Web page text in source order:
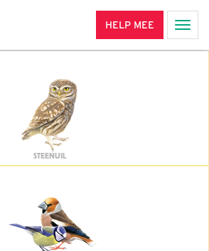
HELP MEE
STEENUIL